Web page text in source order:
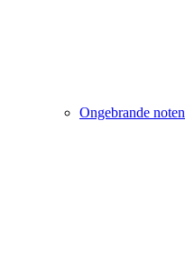
Ongebrande noten